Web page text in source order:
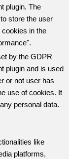
plugin. The
store the user
in the
by the GDPR
plugin and is used
or not user has
use of cookies. It
personal data.
like
platforms,